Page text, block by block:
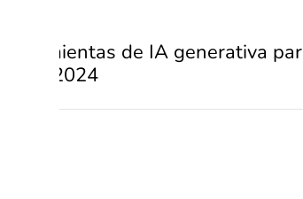
herramientas de IA generativa
en 2024